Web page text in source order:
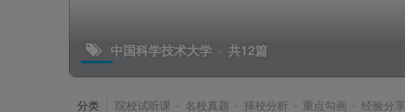
中国科学技术大学 共12篇
分类 院校试听课 名校真题 择校分析 重点勾画 经验分享